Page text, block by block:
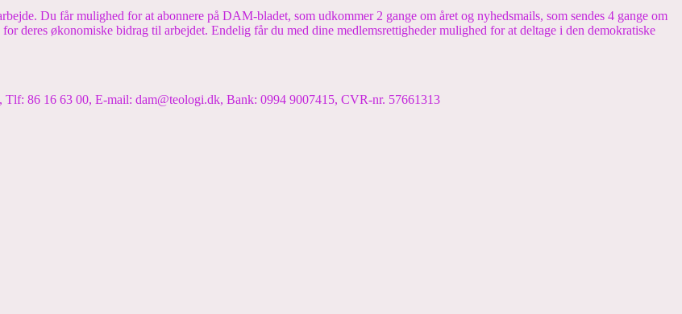
Du får mulighed for at abonnere på DAM-bladet, som udkommer 2 gange om året og nyhedsmails, som sendes 4 gange om
deres økonomiske bidrag til arbejdet. Endelig får du med dine medlemsrettigheder mulighed for at deltage i den demokratiske
86 16 63 00, E-mail: dam@teologi.dk, Bank: 0994 9007415, CVR-nr. 57661313